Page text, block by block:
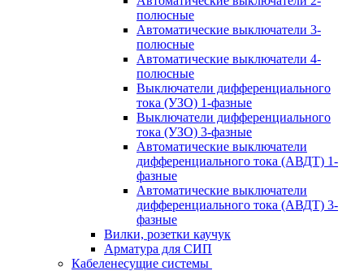
полюсные
Автоматические выключатели 3-
полюсные
Автоматические выключатели 4-
полюсные
Выключатели дифференциального
тока (УЗО) 1-фазные
Выключатели дифференциального
тока (УЗО) 3-фазные
Автоматические выключатели
дифференциального тока (АВДТ) 1-
фазные
Автоматические выключатели
дифференциального тока (АВДТ) 3-
фазные
Вилки, розетки каучук
Арматура для СИП
Кабеленесущие системы